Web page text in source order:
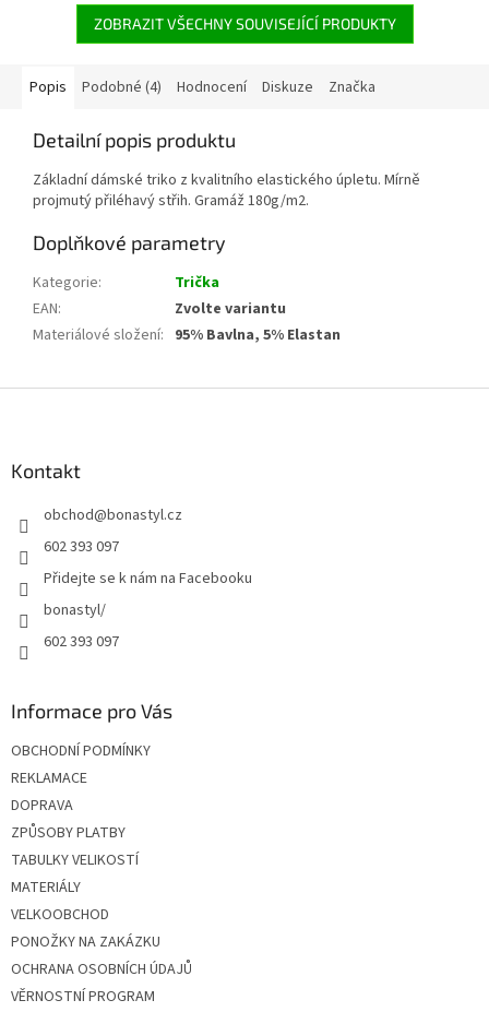
ZOBRAZIT VŠECHNY SOUVISEJÍCÍ PRODUKTY
Popis Podobné (4) Hodnocení Diskuze Značka
Detailní popis produktu
Základní dámské triko z kvalitního elastického úpletu. Mírně
projmutý přiléhavý střih. Gramáž 180g/m2.
Doplňkové parametry
Kategorie:
Trička
EAN:
Zvolte variantu
Materiálové složení: 95% Bavlna, 5% Elastan
Kontakt
obchod@bonastyl.cz
602 393 097
Přidejte se k nám na Facebooku
bonastyl/
602 393 097
Informace pro Vás
OBCHODNÍ PODMÍNKY
REKLAMACE
DOPRAVA
ZPŮSOBY PLATBY
TABULKY VELIKOSTÍ
MATERIÁLY
VELKOOBCHOD
PONOŽKY NA ZAKÁZKU
OCHRANA OSOBNÍCH ÚDAJŮ
VĚRNOSTNÍ PROGRAM